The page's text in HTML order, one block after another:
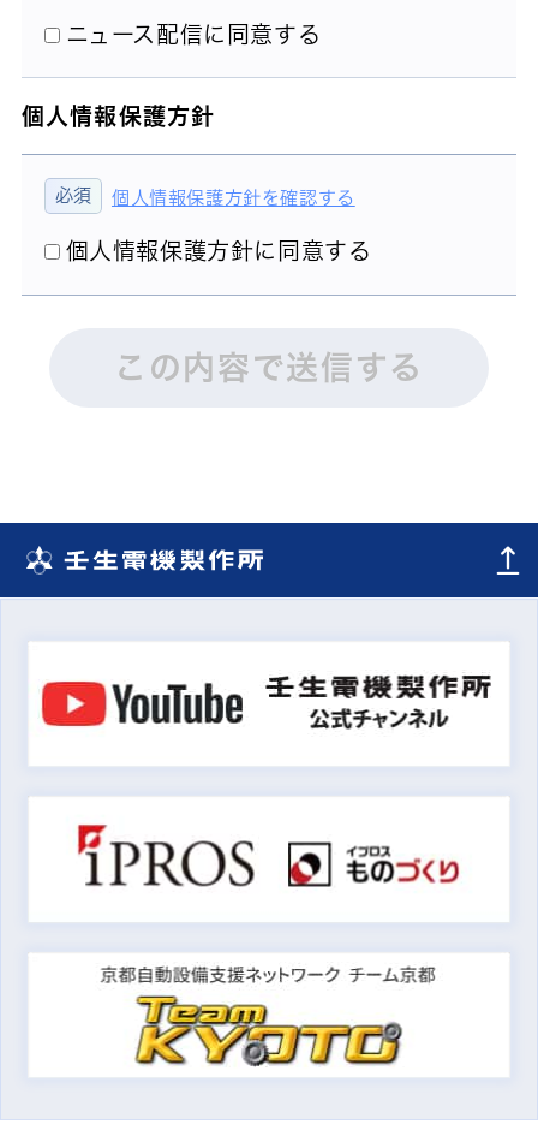
ニュース配信に同意する
個人情報保護方針
個人情報保護方針を確認する
個人情報保護方針に同意する
この内容で送信する